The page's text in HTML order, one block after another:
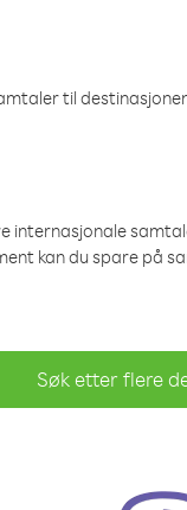
til
internasjonale
kan du spare på
Søk etter flere